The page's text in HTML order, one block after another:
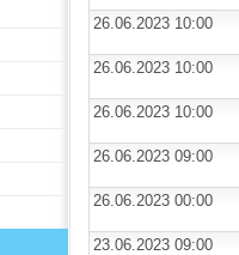
26.06.2023 10:00
26.06.2023 10:00
26.06.2023 10:00
26.06.2023 09:00
26.06.2023 00:00
23.06.2023 09:00